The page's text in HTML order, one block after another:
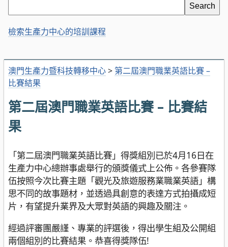
澳門生產力暨科技轉移中心> 第二屆澳門職業英語比賽 –
比賽結果
第二屆澳門職業英語比賽 – 比賽結
果
「第二屆澳門職業英語比賽」得獎組別已於4月16日在
生產力中心總辦事處舉行的頒獎儀式上公佈。各參賽隊
伍按照今次比賽主題「觀光及旅遊服務業職業英語」構
思不同的故事題材，並透過具創意的表達方式拍攝成短
片，有望提升業界及大眾對英語的興趣及關注。
經過評審團嚴謹、專業的評選後，得出學生組及公開組
兩個組別的比賽結果。恭喜得獎隊伍!
檢索生產力中心的培訓課程